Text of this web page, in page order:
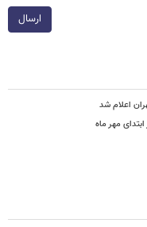
ارسال
اعلام شد
مهر ماه